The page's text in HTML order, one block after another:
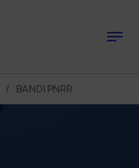
BANDI PNRR